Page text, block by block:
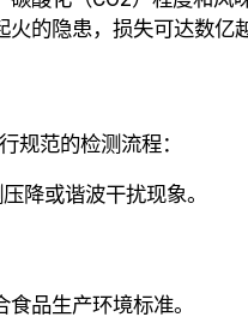
的隐患，损失可达数亿
规范的检测流程：
降或谐波干扰现象。
品生产环境标准。